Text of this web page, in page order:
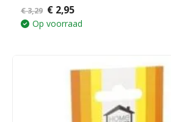
0out of 5
€3,29 Oorspronkelijke
prijs
was:
€2,95Huidige
prijs
is:
Op voorraad